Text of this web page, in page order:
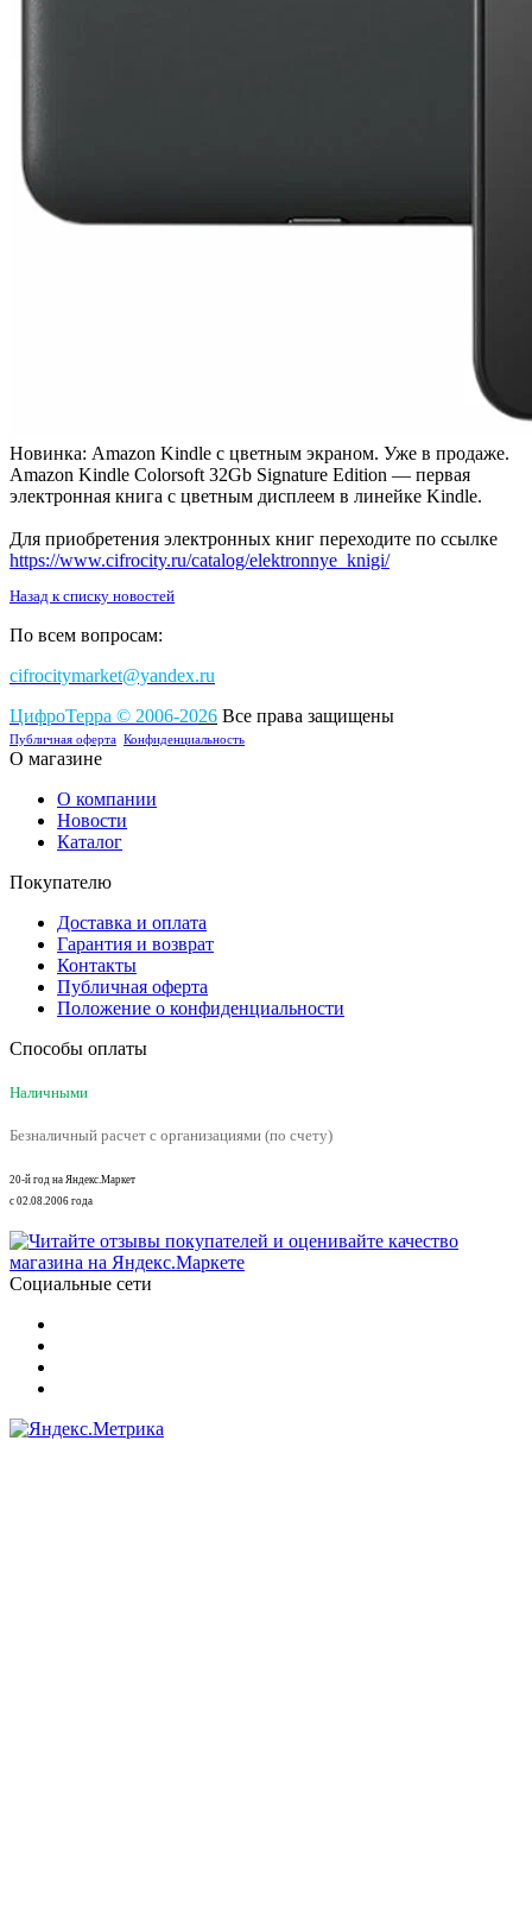
Новинка: Amazon Kindle с цветным экраном. Уже в продаже.
Amazon Kindle Colorsoft 32Gb Signature Edition — первая
электронная книга с цветным дисплеем в линейке Kindle.
Для приобретения электронных книг переходите по ссылке
https://www.cifrocity.ru/catalog/elektronnye_knigi/
Назад к списку новостей
По всем вопросам:
cifrocitymarket@yandex.ru
ЦифроТерра © 2006-2026 Все права защищены
Публичная оферта Конфиденциальность
О магазине
О компании
Новости
Каталог
Покупателю
Доставка и оплата
Гарантия и возврат
Контакты
Публичная оферта
Положение о конфиденциальности
Способы оплаты
Наличными
Безналичный расчет с организациями (по счету)
20-й год на Яндекс.Маркет
с 02.08.2006 года
Социальные сети